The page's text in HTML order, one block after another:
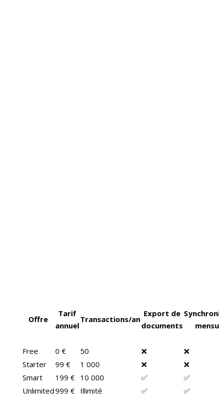
Offre
Tarif
annuel
Transactions/an
Export de
documents
Free 0 € 50 ❌
❌
Starter
99 € 1 000 ❌
❌
Smart
199 € 10 000 ✅
✅
Unlimited999 € Illimité ✅
✅